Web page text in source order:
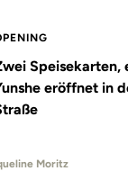
Speisekarten,
eröffnet in
Moritz